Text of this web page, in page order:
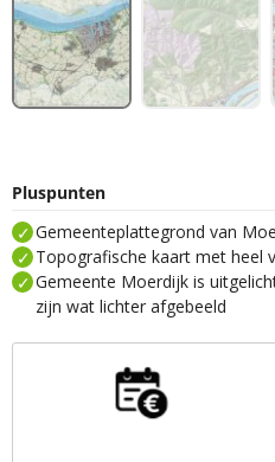
Pluspunten
Gemeenteplattegrond van
Topografische kaart met heel
Gemeente Moerdijk is
zijn wat lichter afgebeeld